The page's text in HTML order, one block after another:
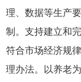
理、数据等生产
制。支持建立和
符合市场经济规
理办法。以养老